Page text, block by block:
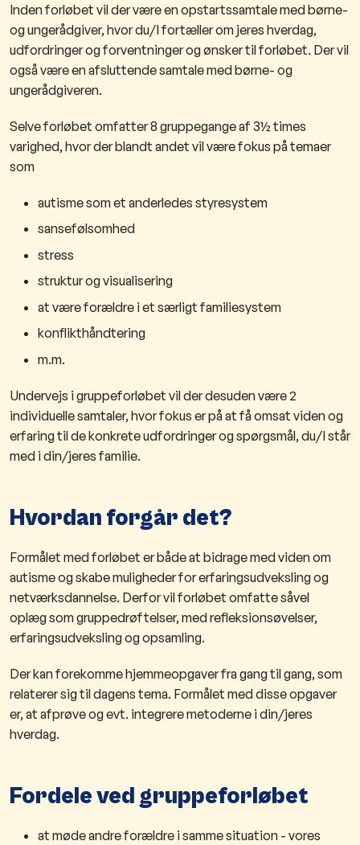
Inden forløbet vil der være en opstartssamtale medbørne-
og ungerådgiver, hvor du/I fortæller om jeres hverdag,
udfordringer ​og forventning​er og ønsker til forløbet. Der vil
også være en afsluttende samtale med børne- og
ungerådgiveren.
Selve forløbet omfatter 8 gruppegange af 3½ times
varighed, hvor der blandt andet vil være fokus på temaer
som
autisme som et anderledes styresystem
sansefølsomhed
stress
struktur og visualisering
at være forældre i et særligt familiesystem
konflikthåndtering
m.m.
Undervejs i gruppeforløbet vil der desuden være 2
individuelle samtaler, hvor fokus er på at få omsat viden og
erfaring til de konkrete udfordringer og spørgsmål, du/I står
med i din/jeres familie.
Hvordan forgår det?
Formålet med forløbet er både at bidrage med viden om
autisme og skabe muligheder for erfaringsudveksling og
netværksdannelse. Derfor vilforløbet omfatte såvel
oplæg som gruppedrøftelser, med refleksionsøvelser,
erfaringsudveksling og opsamling.
Der kan forekomme hjemmeopgaver fra gang til gang, som
relaterer sig til dagens tema. Formålet ​med disse opgaver
er, at afprøve og evt. integrere metoderne i din/jeres
hverdag.
Fordele ved gruppeforløbet
at møde andre forældre i samme situation - vores